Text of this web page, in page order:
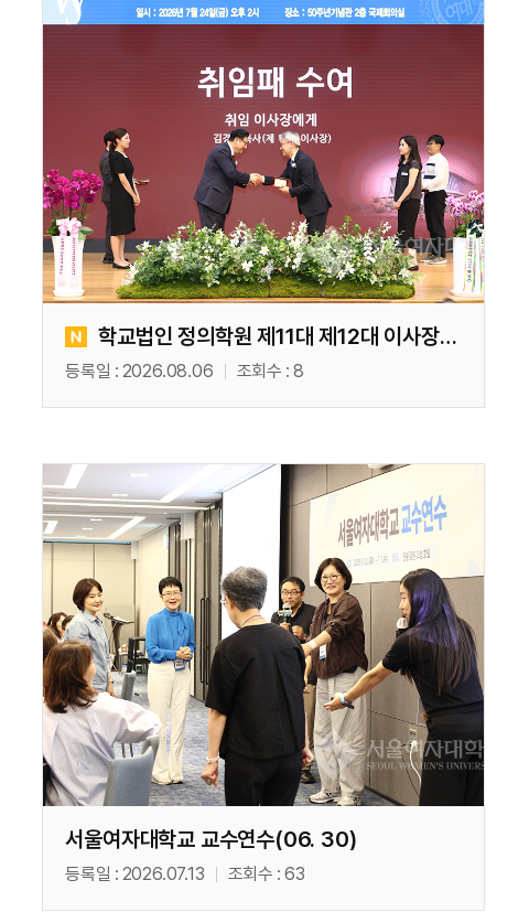
학교법인 정의학원 제11대 제12대 이사장 이 취임 예식(07. 24)
등록일 2026.08.06 조회수 8
서울여자대학교 교수연수(06. 30)
등록일 2026.07.13 조회수 63